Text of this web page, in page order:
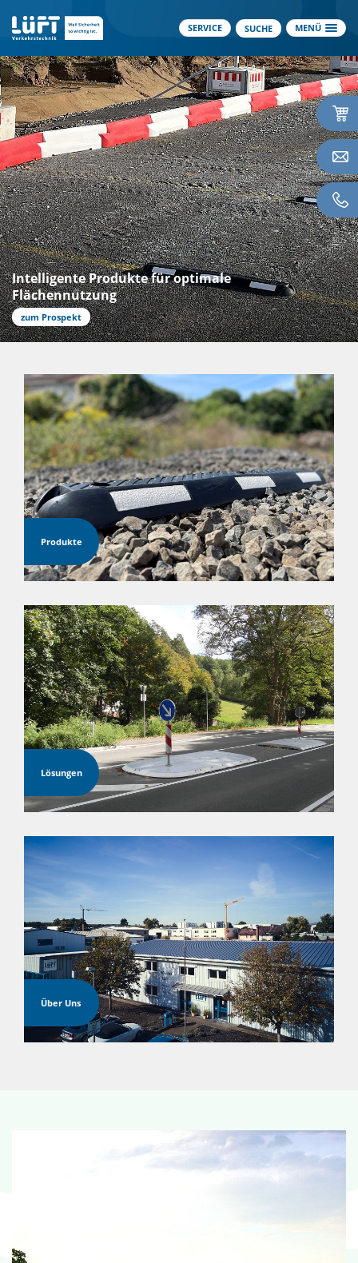
SERVICE SUCHE MENÜ
Lüft Inselsystem Almodul
zum Prospekt Almodul
Produkte
Lösungen
Über Uns